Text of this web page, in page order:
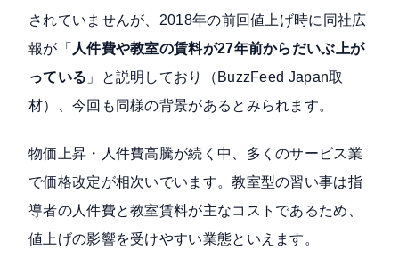
されていませんが、2018年の前回値上げ時に同社広
報が「 人件費や教室の賃料が27年前からだいぶ上が
っている 」と説明しており（BuzzFeed Japan取
材）、今回も同様の背景があるとみられます。
物価上昇・人件費高騰が続く中、多くのサービス業
で価格改定が相次いでいます。教室型の習い事は指
導者の人件費と教室賃料が主なコストであるため、
値上げの影響を受けやすい業態といえます。